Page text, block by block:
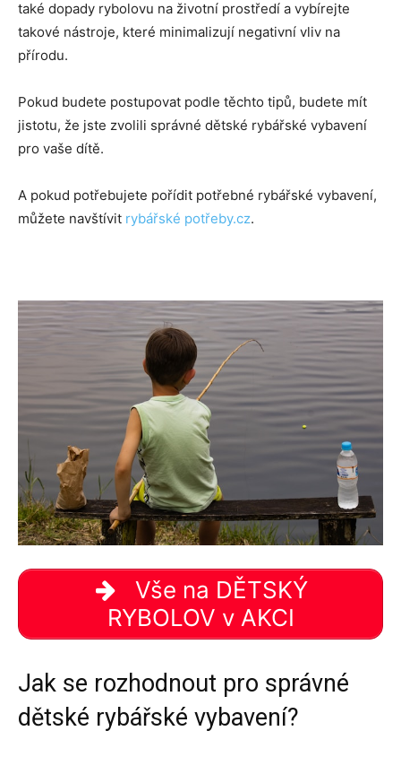
také dopady rybolovu na životní prostředí a vybírejte
takové nástroje, které minimalizují negativní vliv na
přírodu.
Pokud budete postupovat podle těchto tipů, budete mít
jistotu, že jste zvolili správné dětské rybářské vybavení
pro vaše dítě.
A pokud potřebujete pořídit potřebné rybářské vybavení,
můžete navštívit rybářské potřeby.cz.
Vše na DĚTSKÝ
RYBOLOV v AKCI
Jak se rozhodnout pro správné
dětské rybářské vybavení?